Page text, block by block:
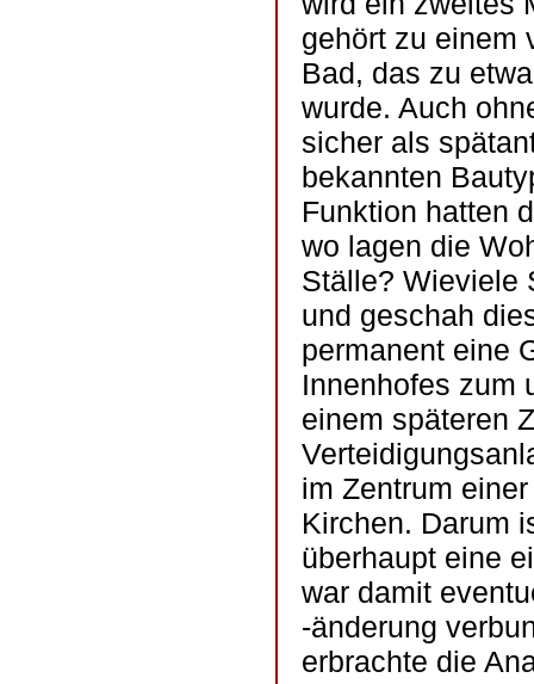
gehört zu einem
Bad, das zu
wurde. Auch
sicher als
bekannten
Funktion hatten
wo lagen die
Ställe? Wieviele
und geschah
permanent eine
Innenhofes zum
einem späteren
im Zentrum
Kirchen. Darum
überhaupt eine
war damit
-änderung
erbrachte die